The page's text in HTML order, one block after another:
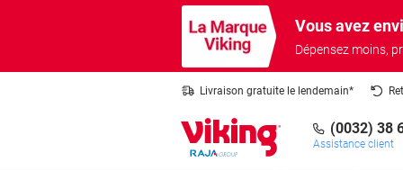
Vous avez
Dépensez moins,
Livraison gratuite le lendemain*
(0032) 38
Assistance client